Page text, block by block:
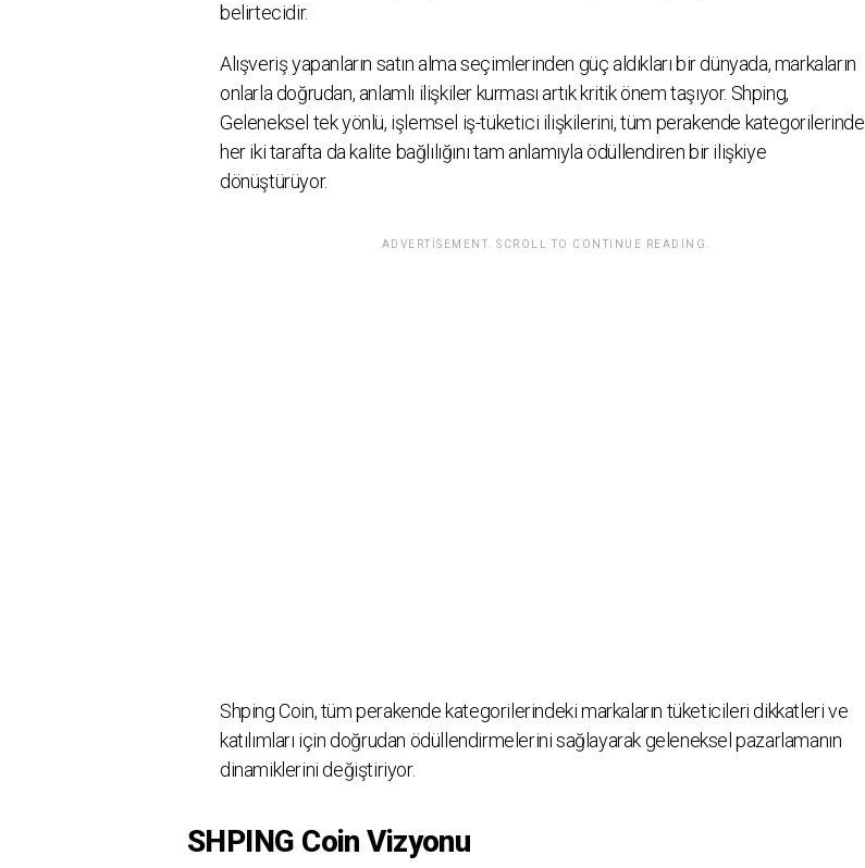
belirtecidir.
Alışveriş yapanların satın alma seçimlerinden güç aldıkları bir dünyada, markaların
onlarla doğrudan, anlamlı ilişkiler kurması artık kritik önem taşıyor. Shping,
Geleneksel tek yönlü, işlemsel iş-tüketici ilişkilerini, tüm perakende kategorilerinde
her iki tarafta da kalite bağlılığını tam anlamıyla ödüllendiren bir ilişkiye
dönüştürüyor.
ADVERTISEMENT. SCROLL TO CONTINUE READING.
Shping Coin, tüm perakende kategorilerindeki markaların tüketicileri dikkatleri ve
katılımları için doğrudan ödüllendirmelerini sağlayarak geleneksel pazarlamanın
dinamiklerini değiştiriyor.
SHPING Coin Vizyonu